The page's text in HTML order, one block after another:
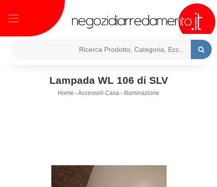
Lampada WL 106 di SLV
Home -Accessori Casa - Illuminazione